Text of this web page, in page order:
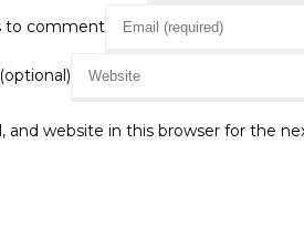
to comment
and website in this browser for the